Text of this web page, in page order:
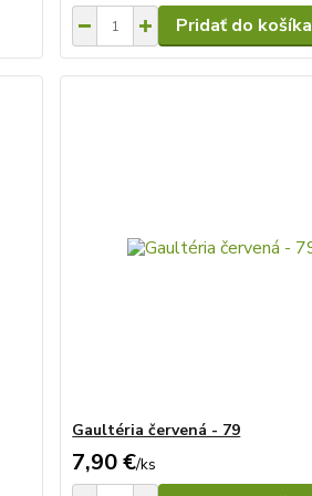
Pridať do košíka
Gaultéria červená - 79
7,90 €/ks